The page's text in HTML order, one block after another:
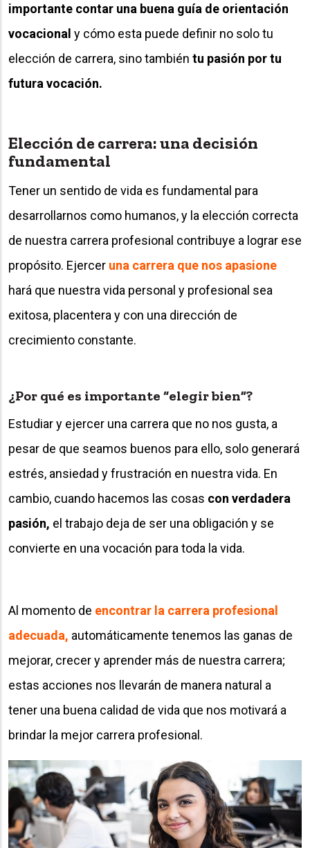
importante contar una buena guía de orientación
vocacional y cómo esta puede definir no solo tu
elección de carrera, sino también tu pasión por tu
futura vocación.
Elección de carrera: una decisión
fundamental
Tener un sentido de vida es fundamental para
desarrollarnos como humanos, y la elección correcta
de nuestra carrera profesional contribuye a lograr ese
propósito. Ejercer una carrera que nos apasione
hará que nuestra vida personal y profesional sea
exitosa, placentera y con una dirección de
crecimiento constante.
¿Por qué es importante “elegir bien”?
Estudiar y ejercer una carrera que no nos gusta, a
pesar de que seamos buenos para ello, solo generará
estrés, ansiedad y frustración en nuestra vida. En
cambio, cuando hacemos las cosas con verdadera
pasión, el trabajo deja de ser una obligación y se
convierte en una vocación para toda la vida.
Al momento de encontrar la carrera profesional
adecuada, automáticamente tenemos las ganas de
mejorar, crecer y aprender más de nuestra carrera;
estas acciones nos llevarán de manera natural a
tener una buena calidad de vida que nos motivará a
brindar la mejor carrera profesional.